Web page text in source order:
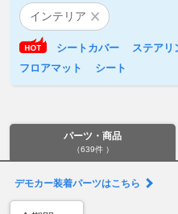
インテリア
シートカバー ステアリ
フロアマット
シート
パーツ・商品
（639件 ）
デモカー装着パーツはこちら